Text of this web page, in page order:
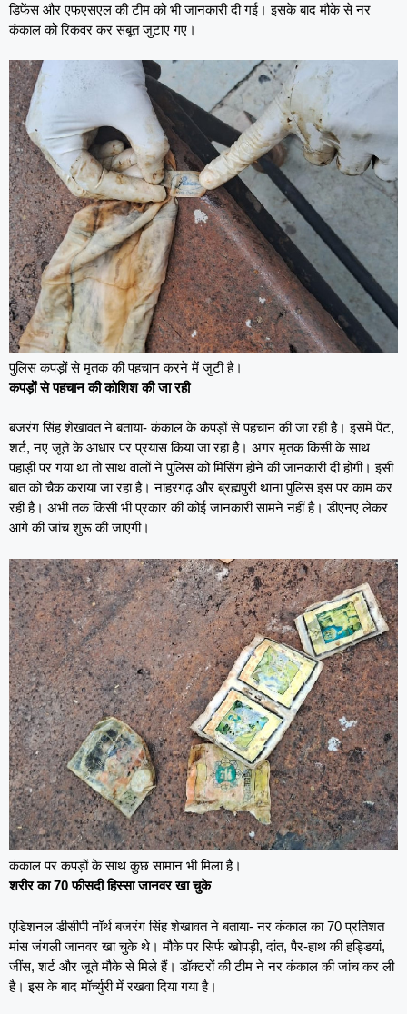
डिफेंस और एफएसएल की टीम को भी जानकारी दी गई। इसके बाद मौके से नर
कंकाल को रिकवर कर सबूत जुटाए गए।
पुलिस कपड़ों से मृतक की पहचान करने में जुटी है।
कपड़ों से पहचान की कोशिश की जा रही
बजरंग सिंह शेखावत ने बताया- कंकाल के कपड़ों से पहचान की जा रही है। इसमें पेंट,
शर्ट, नए जूते के आधार पर प्रयास किया जा रहा है। अगर मृतक किसी के साथ
पहाड़ी पर गया था तो साथ वालों ने पुलिस को मिसिंग होने की जानकारी दी होगी। इसी
बात को चैक कराया जा रहा है। नाहरगढ़ और ब्रह्मपुरी थाना पुलिस इस पर काम कर
रही है। अभी तक किसी भी प्रकार की कोई जानकारी सामने नहीं है। डीएनए लेकर
आगे की जांच शुरू की जाएगी।
कंकाल पर कपड़ों के साथ कुछ सामान भी मिला है।
शरीर का 70 फीसदी हिस्सा जानवर खा चुके
एडिशनल डीसीपी नॉर्थ बजरंग सिंह शेखावत ने बताया- नर कंकाल का 70 प्रतिशत
मांस जंगली जानवर खा चुके थे। मौके पर सिर्फ खोपड़ी, दांत, पैर-हाथ की हड्डियां,
जींस, शर्ट और जूते मौके से मिले हैं। डॉक्टरों की टीम ने नर कंकाल की जांच कर ली
है। इस के बाद मॉर्च्युरी में रखवा दिया गया है।